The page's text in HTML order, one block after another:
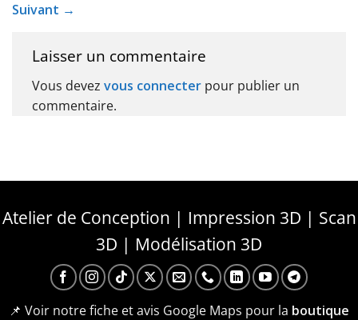
Suivant →
Laisser un commentaire
Vous devez vous connecter pour publier un
commentaire.
Atelier de Conception | Impression 3D | Scan
3D | Modélisation 3D
📌 Voir notre fiche et avis Google Maps pour la boutique